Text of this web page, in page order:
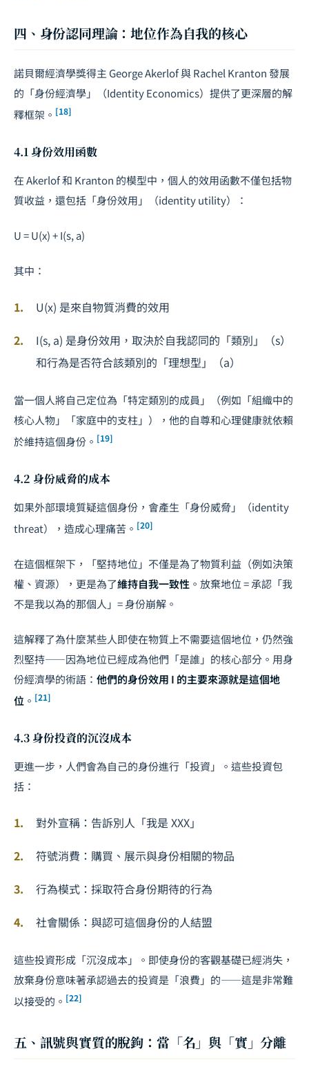
四、身份認同理論：地位作為自我的核心
諾貝爾經濟學獎得主 George Akerlof 與 Rachel Kranton 發展
的「身份經濟學」（Identity Economics）提供了更深層的解
釋框架。 [18]
4.1 身份效用函數
在 Akerlof 和 Kranton 的模型中，個人的效用函數不僅包括物
質收益，還包括「身份效用」（identity utility）：
U=U(x) +I(s, a)
其中：
U(x) 是來自物質消費的效用
I(s, a) 是身份效用，取決於自我認同的「類別」（s）
和行為是否符合該類別的「理想型」（a）
當一個人將自己定位為「特定類別的成員」（例如「組織中的
核心人物」「家庭中的支柱」），他的自尊和心理健康就依賴
於維持這個身份。 [19]
4.2 身份威脅的成本
如果外部環境質疑這個身份，會產生「身份威脅」（identity
threat），造成心理痛苦。 [20]
在這個框架下，「堅持地位」不僅是為了物質利益（例如決策
權、資源），更是為了維持自我一致性 。放棄地位 = 承認「我
不是我以為的那個人」= 身份崩解。
這解釋了為什麼某些人即使在物質上不需要這個地位，仍然強
烈堅持——因為地位已經成為他們「是誰」的核心部分。用身
份經濟學的術語： 他們的身份效用 I 的主要來源就是這個地
位 。 [21]
4.3 身份投資的沉沒成本
更進一步，人們會為自己的身份進行「投資」。這些投資包
括：
對外宣稱：告訴別人「我是 XXX」
符號消費：購買、展示與身份相關的物品
行為模式：採取符合身份期待的行為
社會關係：與認可這個身份的人結盟
這些投資形成「沉沒成本」。即使身份的客觀基礎已經消失，
放棄身份意味著承認過去的投資是「浪費」的——這是非常難
以接受的。 [22]
五、訊號與實質的脫鉤：當「名」與「實」分離